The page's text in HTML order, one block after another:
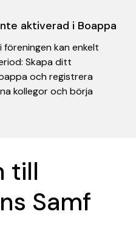
aktiverad i Boappa
föreningen kan enkelt
Skapa ditt
och registrera
kollegor och börja
till
Samf